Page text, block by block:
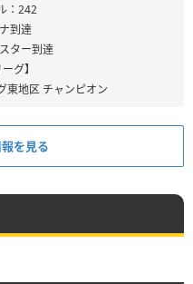
：242
到達
ター到達
グ】
東地区 チャンピオン
を見る